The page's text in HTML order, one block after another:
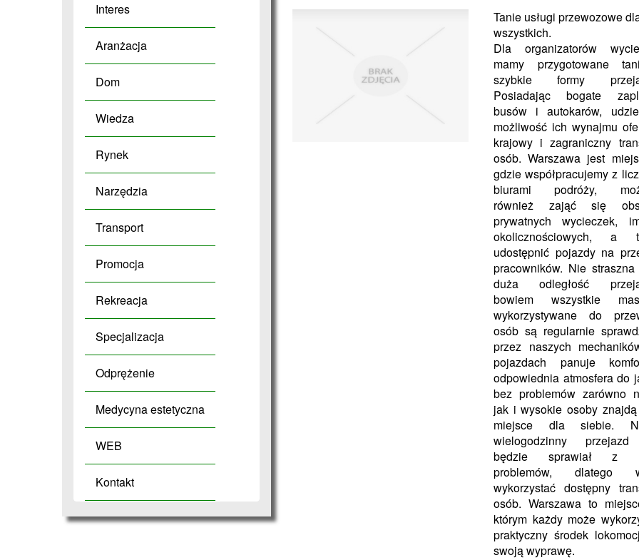
Interes
Aranżacja
Dom
Wiedza
Rynek
Narzędzia
Transport
Promocja
Rekreacja
Specjalizacja
Odprężenie
Medycyna estetyczna
WEB
Kontakt
Tanie usługi przewozowe
wszystkich.
Dla organizatorów
mamy przygotowane
szybkie formy
Posiadając bogate
busów i autokarów,
możliwość ich wynajmu
krajowy i zagraniczny
osób. Warszawa jest
gdzie współpracujemy z
biurami podróży,
również zająć się
prywatnych wycieczek,
okolicznościowych, a
udostępnić pojazdy na
pracowników. Nie
duża odległość
bowiem wszystkie
wykorzystywane do
osób są regularnie
przez naszych
pojazdach panuje
odpowiednia atmosfera do
bez problemów zarówno
jak i wysokie osoby
miejsce dla siebie.
wielogodzinny
będzie sprawiał z
problemów, dlatego
wykorzystać dostępny
osób. Warszawa to
którym każdy może
praktyczny środek
swoją wyprawę.